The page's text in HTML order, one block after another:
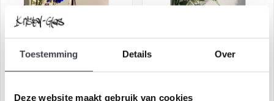
Toestemming Details Over
Deze website maakt gebruik van cookies
Leerdam glaskunst Kosta Boda 'Happy Dip Green'